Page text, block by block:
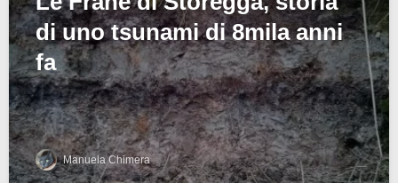
di uno tsunami di 8mila anni
fa
Manuela Chimera